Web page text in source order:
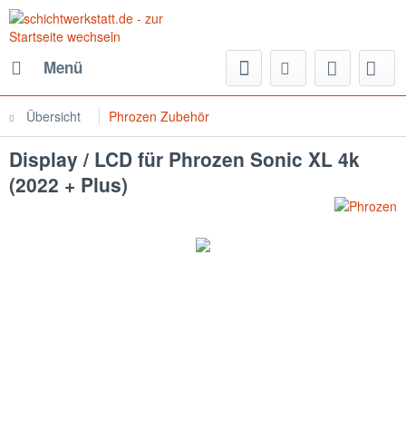
Menü
Übersicht Phrozen Zubehör
Display / LCD für Phrozen Sonic XL 4k
(2022 + Plus)